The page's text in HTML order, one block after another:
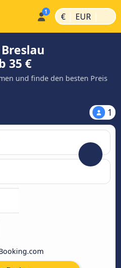
€ | EUR |
35 €
und finde den besten Preis
1